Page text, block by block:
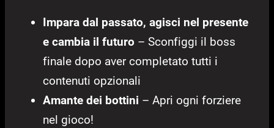
Impara dal passato, agisci nel presente
e cambia il futuro – Sconfiggi il boss
finale dopo aver completato tutti i
contenuti opzionali
Amante dei bottini – Apri ogni forziere
nel gioco!